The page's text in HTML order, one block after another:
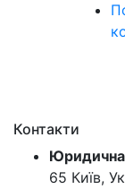
Контакти
65 Київ,